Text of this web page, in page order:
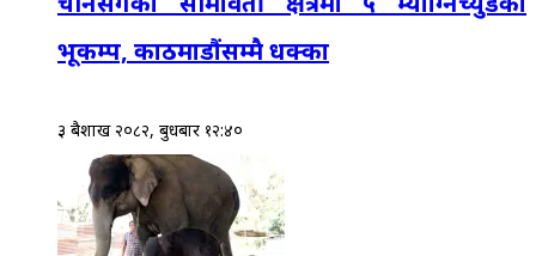
भूकम्प, काठमाडौंसम्मै धक्का
३ बैशाख २०८२, बुधबार १२:४०